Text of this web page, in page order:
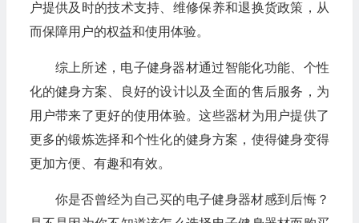
户提供及时的技术支持、维修保养和退换货政策，从
而保障用户的权益和使用体验。
综上所述，电子健身器材通过智能化功能、个性
化的健身方案、良好的设计以及全面的售后服务，为
用户带来了更好的使用体验。这些器材为用户提供了
更多的锻炼选择和个性化的健身方案，使得健身变得
更加方便、有趣和有效。
你是否曾经为自己买的电子健身器材感到后悔？